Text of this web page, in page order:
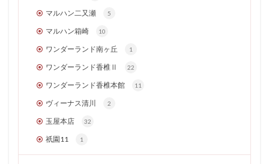
マルハン二又瀬 5
マルハン箱崎 10
ワンダーランド南ヶ丘 1
ワンダーランド香椎Ⅱ 22
ワンダーランド香椎本館 11
ヴィーナス清川 2
玉屋本店 32
祇園11 1